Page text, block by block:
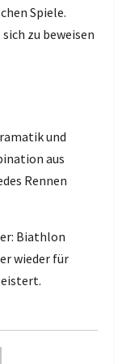
Spiele.
zu beweisen
und
aus
Rennen
Biathlon
wieder für